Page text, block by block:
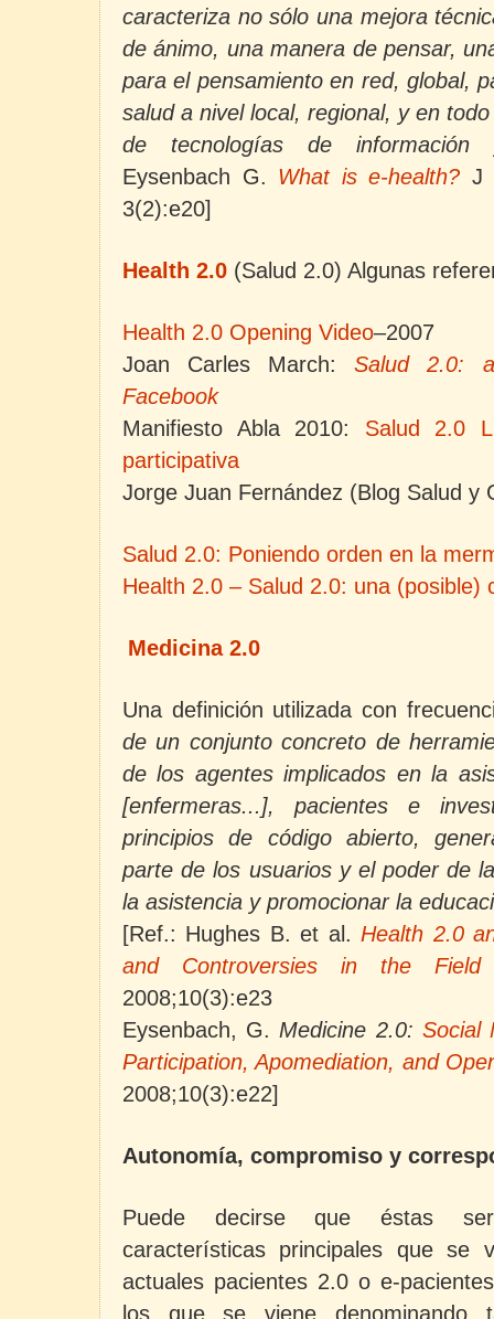
caracteriza no sólo una mejora
de ánimo, una manera de pensar,
para el pensamiento en red, global,
salud a nivel local, regional, y en
de tecnologías de información
Eysenbach G. What is e-health? J
3(2):e20]
Health 2.0 (Salud 2.0) Algunas
Health 2.0 Opening Video–2007
Joan Carles March:Salud 2.0:
Facebook
Manifiesto Abla 2010: Salud 2.0
participativa
Jorge Juan Fernández (Blog Salud y
Salud 2.0: Poniendo orden en la
Health 2.0 – Salud 2.0: una (posible)
Medicina 2.0
Una definición utilizada con
de un conjunto concreto de
de los agentes implicados en la
[enfermeras...], pacientes e
principios de código abierto,
parte de los usuarios y el poder de
la asistencia y promocionar la
[Ref.: Hughes B. et al. Health 2.0
and Controversies in the Field
2008;10(3):e23
Eysenbach, G. Medicine 2.0: Social
Participation, Apomediation, and
2008;10(3):e22]
Autonomía, compromiso y
Puede decirse que éstas
características principales que se
actuales pacientes 2.0 o e-
los que se viene denominando